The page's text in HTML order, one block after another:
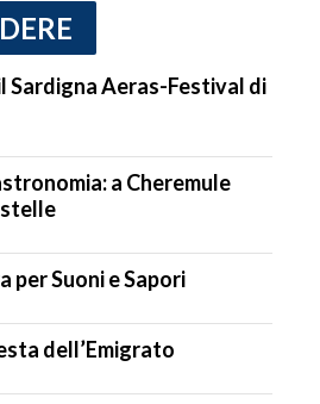
Sardigna Aeras-Festival di
a Cheremule
per Suoni e Sapori
dell’Emigrato